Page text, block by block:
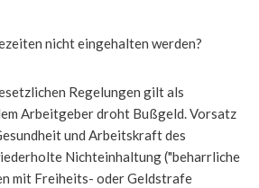
nicht eingehalten werden?
Regelungen gilt als
Arbeitgeber droht Bußgeld. Vorsatz
und Arbeitskraft des
Nichteinhaltung ("beharrliche
mit Freiheits- oder Geldstrafe